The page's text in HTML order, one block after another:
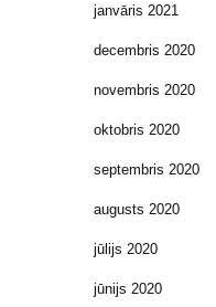
janvāris 2021
decembris 2020
novembris 2020
oktobris 2020
septembris 2020
augusts 2020
jūlijs 2020
jūnijs 2020